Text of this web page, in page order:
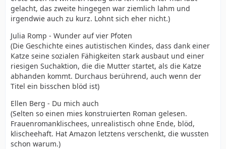
gelacht, das zweite hingegen war ziemlich lahm und
irgendwie auch zu kurz. Lohnt sich eher nicht.)
Julia Romp - Wunder auf vier Pfoten
(Die Geschichte eines autistischen Kindes, dass dank einer
Katze seine sozialen Fähigkeiten stark ausbaut und einer
riesigen Suchaktion, die die Mutter startet, als die Katze
abhanden kommt. Durchaus berührend, auch wenn der
Titel ein bisschen blöd ist)
Ellen Berg - Du mich auch
(Selten so einen mies konstruierten Roman gelesen.
Frauenromanklischees, unrealistisch ohne Ende, blöd,
klischeehaft. Hat Amazon letztens verschenkt, die wussten
schon warum.)